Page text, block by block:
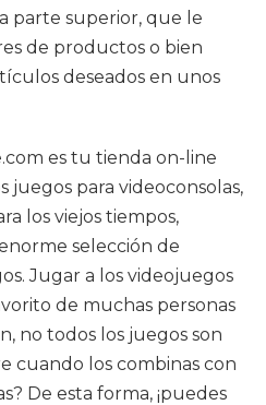
parte superior, que le
de productos o bien
deseados en unos
es tu tienda on-line
juegos para videoconsolas,
los viejos tiempos,
selección de
Jugar a los videojuegos
de muchas personas
no todos los juegos son
cuando los combinas con
De esta forma, ¡puedes